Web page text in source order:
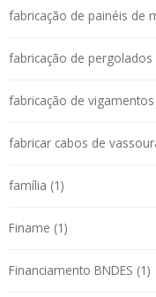
fabricação de painéis de
fabricação de pergolados
fabricação de vigamentos
fabricar cabos de
família (1)
Finame (1)
Financiamento BNDES (1)